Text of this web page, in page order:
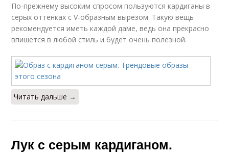
По-прежнему высоким спросом пользуются кардиганы в
серых оттенках с V-образным вырезом. Такую вещь
рекомендуется иметь каждой даме, ведь она прекрасно
впишется в любой стиль и будет очень полезной.
Читать дальше →
Лук с серым кардиганом.